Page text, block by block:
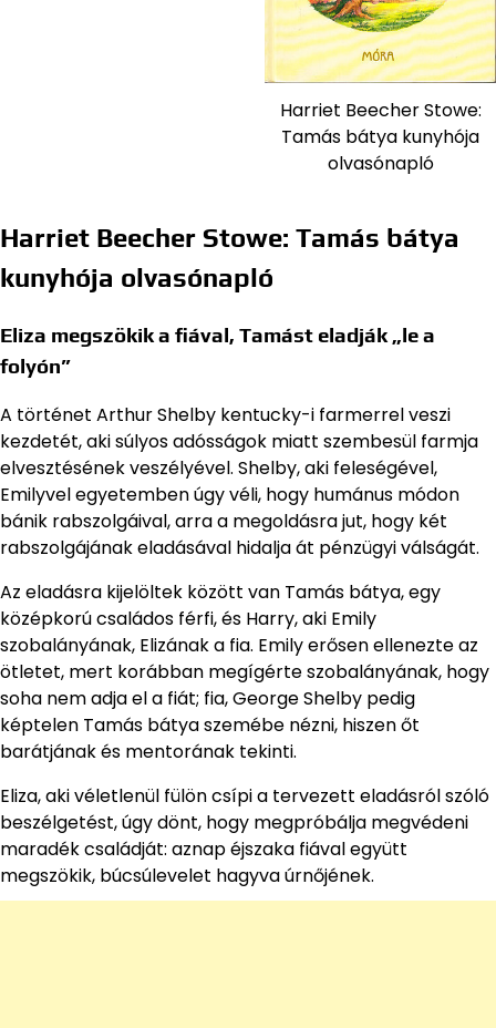
Harriet Beecher Stowe:
Tamás bátya kunyhója
olvasónapló
Harriet Beecher Stowe: Tamás bátya
kunyhója olvasónapló
Eliza megszökik a fiával, Tamást eladják „le a
folyón”
A történet Arthur Shelby kentucky-i farmerrel veszi
kezdetét, aki súlyos adósságok miatt szembesül farmja
elvesztésének veszélyével. Shelby, aki feleségével,
Emilyvel egyetemben úgy véli, hogy humánus módon
bánik rabszolgáival, arra a megoldásra jut, hogy két
rabszolgájának eladásával hidalja át pénzügyi válságát.
Az eladásra kijelöltek között van Tamás bátya, egy
középkorú családos férfi, és Harry, aki Emily
szobalányának, Elizának a fia. Emily erősen ellenezte az
ötletet, mert korábban megígérte szobalányának, hogy
soha nem adja el a fiát; fia, George Shelby pedig
képtelen Tamás bátya szemébe nézni, hiszen őt
barátjának és mentorának tekinti.
Eliza, aki véletlenül fülön csípi a tervezett eladásról szóló
beszélgetést, úgy dönt, hogy megpróbálja megvédeni
maradék családját: aznap éjszaka fiával együtt
megszökik, búcsúlevelet hagyva úrnőjének.